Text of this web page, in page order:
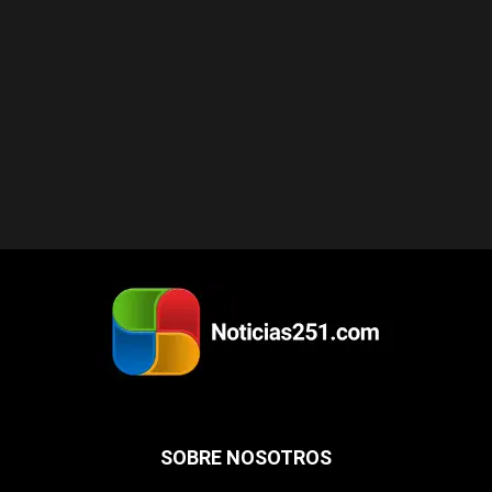
SOBRE NOSOTROS